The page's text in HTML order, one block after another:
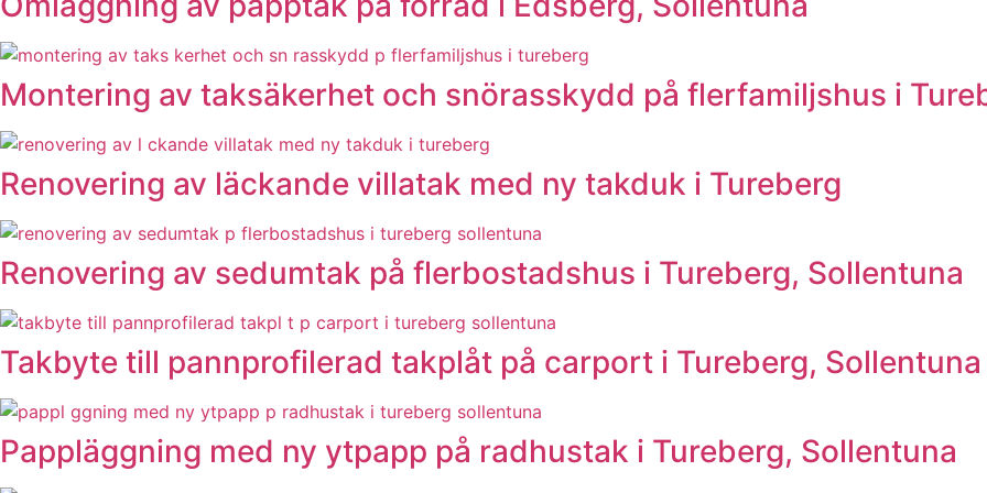
Montering av taksäkerhet och snörasskydd på flerfamiljshus i
Renovering av läckande villatak med ny takduk i Tureberg
Renovering av sedumtak på flerbostadshus i Tureberg, Sollentuna
Takbyte till pannprofilerad takplåt på carport i Tureberg, Sollentuna
Pappläggning med ny ytpapp på radhustak i Tureberg, Sollentuna